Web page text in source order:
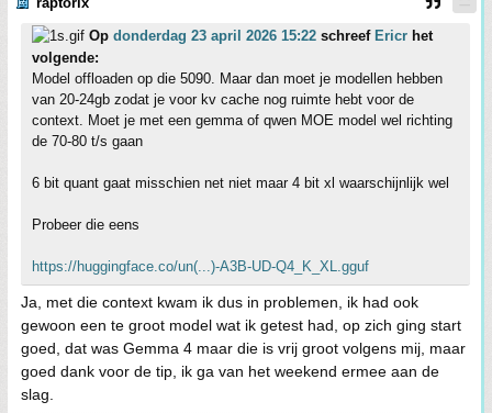
Op donderdag 23 april 2026 15:22 schreef Ericr het
volgende:
Model offloaden op die 5090. Maar dan moet je modellen hebben
van 20-24gb zodat je voor kv cache nog ruimte hebt voor de
context. Moet je met een gemma of qwen MOE model wel richting
de 70-80 t/s gaan
6 bit quant gaat misschien net niet maar 4 bit xl waarschijnlijk wel
Probeer die eens
https://huggingface.co/un(...)-A3B-UD-Q4_K_XL.gguf
Ja, met die context kwam ik dus in problemen, ik had ook
gewoon een te groot model wat ik getest had, op zich ging start
goed, dat was Gemma 4 maar die is vrij groot volgens mij, maar
goed dank voor de tip, ik ga van het weekend ermee aan de
slag.